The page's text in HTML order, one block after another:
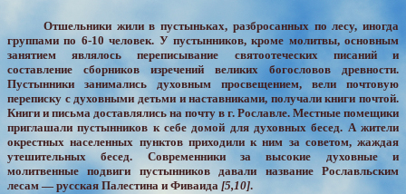
Отшельники жили в пустыньках, разбросанных по лесу, иногда
группами по 6-10 человек. У пустынников, кроме молитвы, основным
занятием являлось переписывание святоотеческих писаний и
составление сборников изречений великих богословов древности.
Пустынники занимались духовным просвещением, вели почтовую
переписку с духовными детьми и наставниками, получали книги почтой.
Книги и письма доставлялись на почту в г. Рославле. Местные помещики
приглашали пустынников к себе домой для духовных бесед. А жители
окрестных населенных пунктов приходили к ним за советом, жаждая
утешительных бесед. Современники за высокие духовные и
молитвенные подвиги пустынников давали название Рославльским
лесам — русская Палестина и Фиваида [5,10].